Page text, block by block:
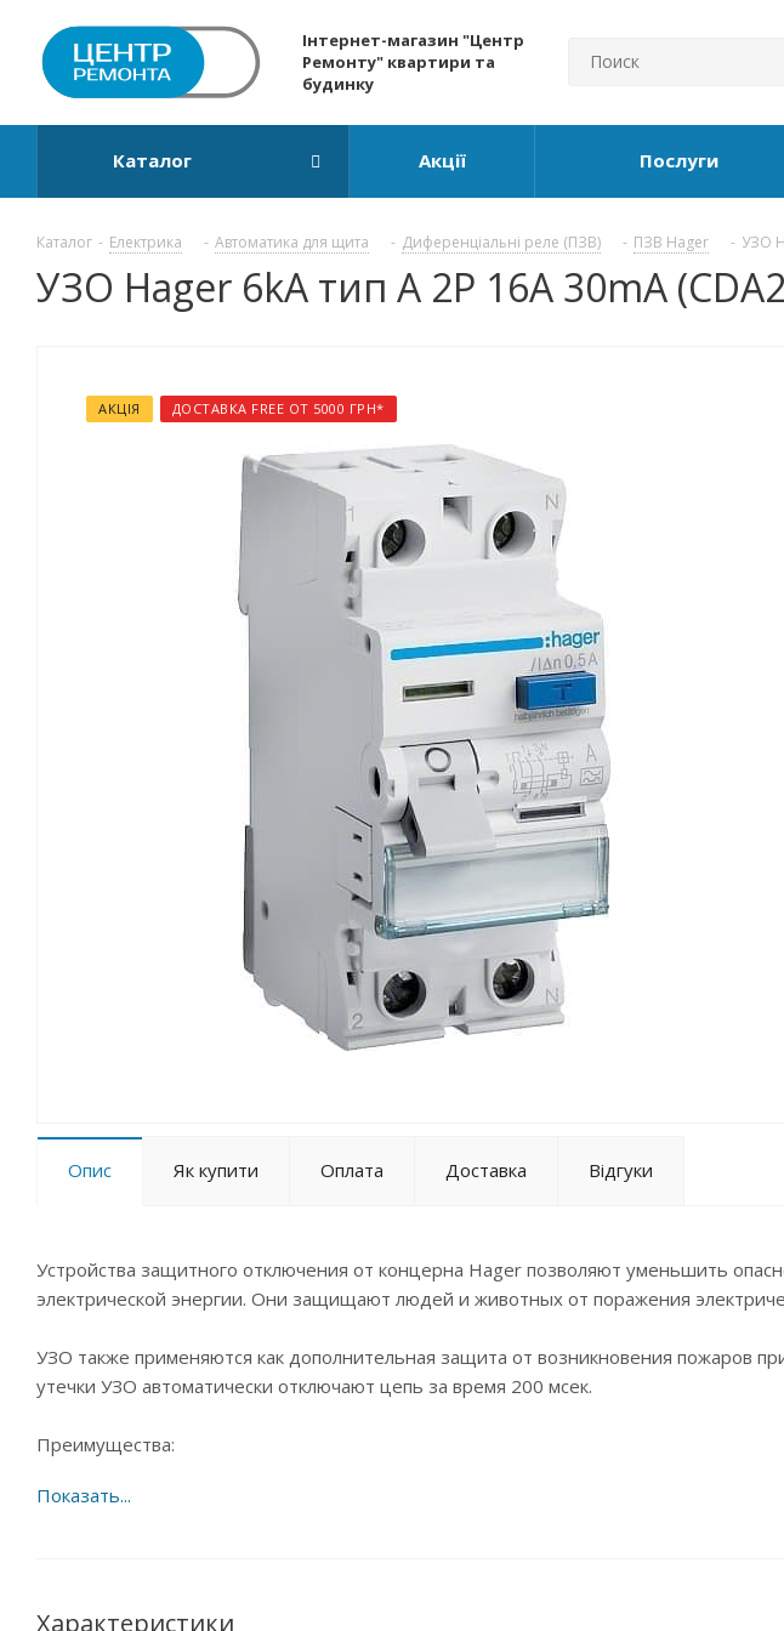
Інтернет-магазин "Центр
Ремонту" квартири та
будинку
Каталог Акції Послуги
Каталог - Електрика - Автоматика для щита - Диференціальні реле (ПЗВ) - ПЗВ Hager - УЗО
УЗО Hager 6kA тип А 2P 16А 30mA
АКЦІЯ ДОСТАВКА FREE ОТ 5000 ГРН*
Опис Як купити Оплата Доставка Відгуки
Устройства защитного отключения от концерна Hager позволяют уменьшить
электрической энергии. Они защищают людей и животных от поражения
УЗО также применяются как дополнительная защита от возникновения пожаров
утечки УЗО автоматически отключают цепь за время 200 мсек.
Преимущества:
• Однозначная индикация положения коммутации при помощи надписи ON/OFF
применения инструментов
Характеристики